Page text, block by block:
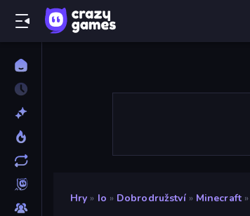
Hry » Io » Dobrodružství » Minecraft »